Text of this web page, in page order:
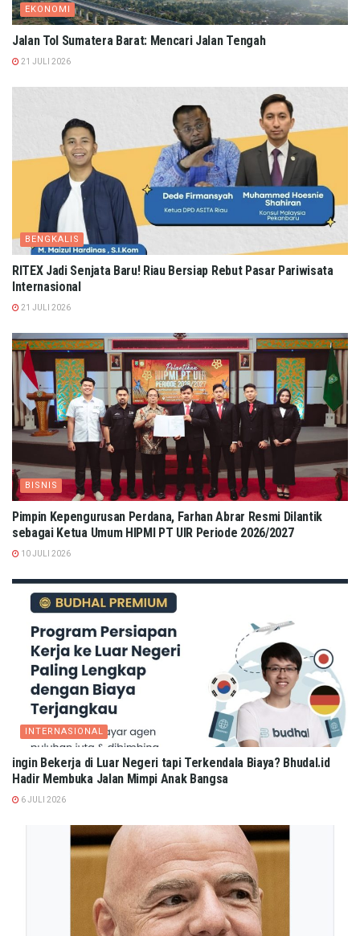
EKONOMI
Jalan Tol Sumatera Barat: Mencari Jalan Tengah
21 JULI 2026
BENGKALIS
RITEX Jadi Senjata Baru! Riau Bersiap Rebut Pasar Pariwisata
Internasional
21 JULI 2026
BISNIS
Pimpin Kepengurusan Perdana, Farhan Abrar Resmi Dilantik
sebagai Ketua Umum HIPMI PT UIR Periode 2026/2027
10 JULI 2026
INTERNASIONAL
ingin Bekerja di Luar Negeri tapi Terkendala Biaya? Bhudal.id
Hadir Membuka Jalan Mimpi Anak Bangsa
6 JULI 2026